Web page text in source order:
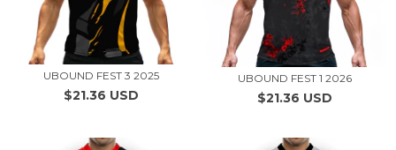
UBOUND FEST 3 2025
$21.36 USD
UBOUND FEST 1 2026
$21.36 USD